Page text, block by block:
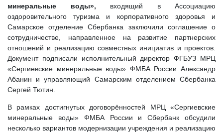
минеральные воды», входящий в Ассоциацию
оздоровительного туризма и корпоративного здоровья и
Самарское отделение Сбербанка заключили соглашение о
сотрудничестве, направленное на развитие партнерских
отношений и реализацию совместных инициатив и проектов.
Документ подписали исполнительный директор ФГБУЗ МРЦ
«Сергиевские минеральные воды» ФМБА России Александр
Абанин и управляющий Самарским отделением Сбербанка
Сергей Тютин.
В рамках достигнутых договорённостей МРЦ «Сергиевские
минеральные воды» ФМБА России и Сбербанк обсудили
несколько вариантов модернизации учреждения и реализацию